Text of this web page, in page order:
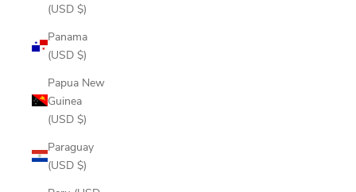
(USD $)
Panama
(USD $)
Papua New
Guinea
(USD $)
Paraguay
(USD $)